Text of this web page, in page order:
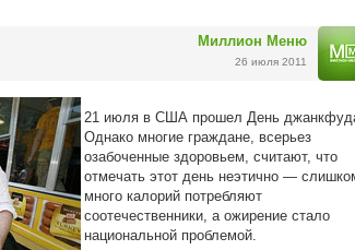
Миллион Меню
26 июля 2011
21 июля в США прошел День
Однако многие граждане, всерьез
озабоченные здоровьем, считают, что
отмечать этот день неэтично —
много калорий потребляют
соотечественники, а ожирение стало
национальной проблемой.